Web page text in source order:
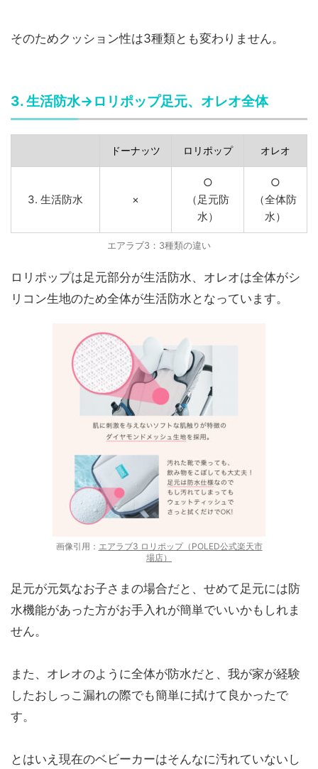
そのためクッション性は3種類とも変わりません。
3. 生活防水→ロリポップ足元、オレオ全体
ドーナッツ ロリポップ オレオ
3. 生活防水 ×
○
（足元防
水）
○
（全体防
水）
エアラブ3：3種類の違い
ロリポップは足元部分が生活防水、オレオは全体がシ
リコン生地のため全体が生活防水となっています。
画像引用： エアラブ3 ロリポップ（POLED公式楽天市
場店）
足元が元気なお子さまの場合だと、せめて足元には防
水機能があった方がお手入れが簡単でいいかもしれま
せん。
また、オレオのように全体が防水だと、我が家が経験
したおしっこ漏れの際でも簡単に拭けて良かったで
す。
とはいえ現在のベビーカーはそんなに汚れていないし